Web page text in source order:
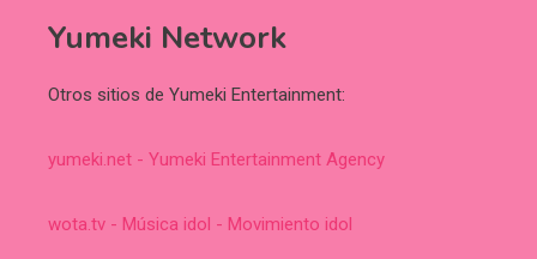
Yumeki Network
Otros sitios de Yumeki Entertainment:
yumeki.net - Yumeki Entertainment Agency
wota.tv - Música idol - Movimiento idol